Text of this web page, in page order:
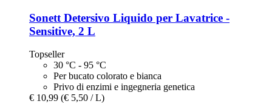
Sonett Detersivo Liquido per Lavatrice -​
Sensitive, 2 L
Topseller
30 °C - 95 °C
Per bucato colorato e bianca
Privo di enzimi e ingegneria genetica
€ 10,99 (€ 5,50 / L)